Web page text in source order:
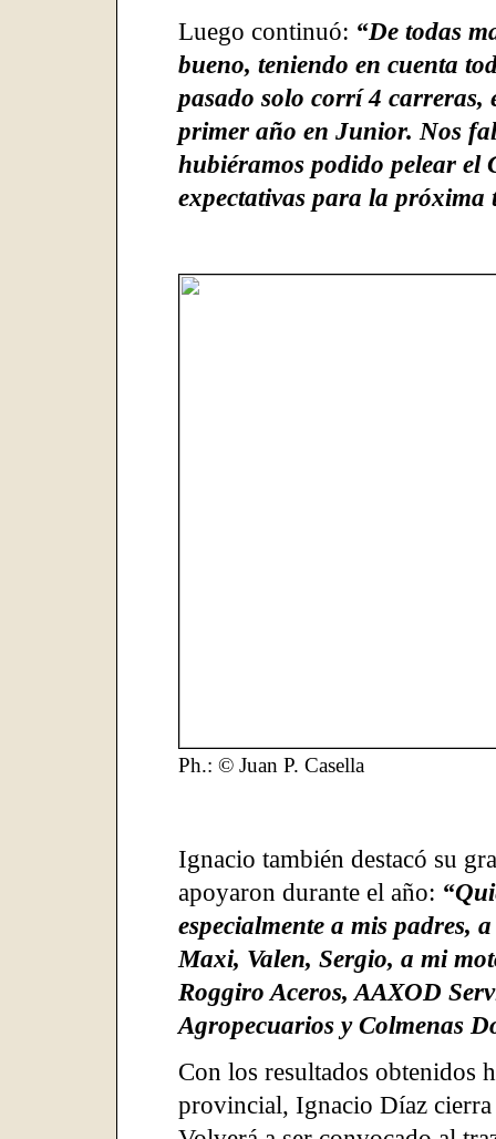
Luego continuó: “De todas
bueno, teniendo en cuenta
pasado solo corrí 4 carreras,
primer año en Junior. Nos
hubiéramos podido pelear el
expectativas para la próxima
Ph.: © Juan P. Casella
Ignacio también destacó su
apoyaron durante el año:
especialmente a mis padres,
Maxi, Valen, Sergio, a mi
Roggiro Aceros, AAXOD
Agropecuarios y Colmenas
Con los resultados obtenidos
provincial, Ignacio Díaz cierra